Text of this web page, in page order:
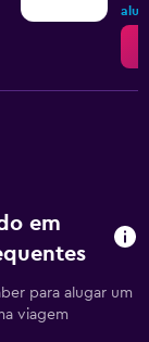
em
para alugar um
viagem